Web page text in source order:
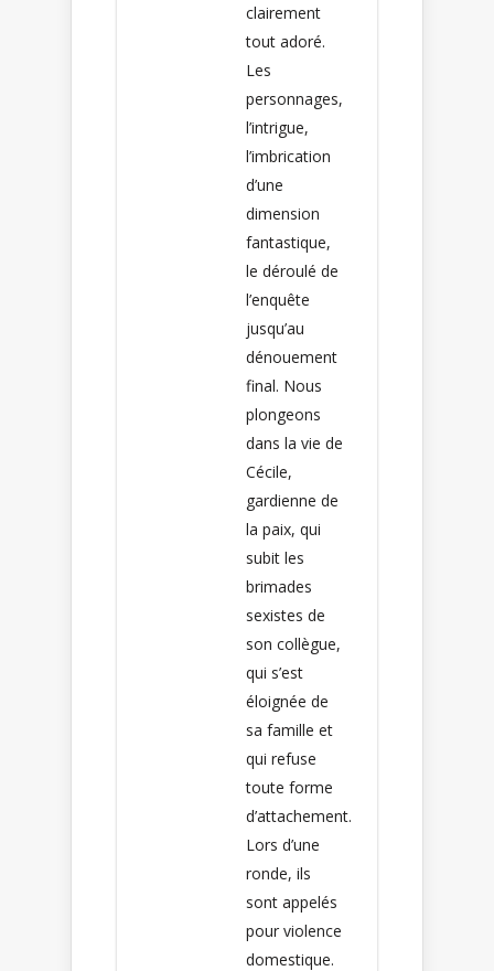
clairement
tout adoré.
Les
personnages,
l’intrigue,
l’imbrication
d’une
dimension
fantastique,
le déroulé de
l’enquête
jusqu’au
dénouement
final. Nous
plongeons
dans la vie de
Cécile,
gardienne de
la paix, qui
subit les
brimades
sexistes de
son collègue,
qui s’est
éloignée de
sa famille et
qui refuse
toute forme
d’attachement.
Lors d’une
ronde, ils
sont appelés
pour violence
domestique.